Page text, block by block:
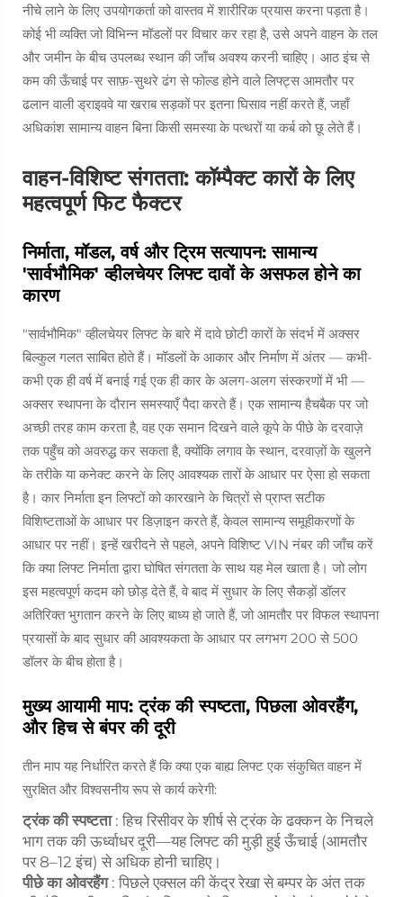
नीचे लाने के लिए उपयोगकर्ता को वास्तव में शारीरिक प्रयास करना पड़ता है।
कोई भी व्यक्ति जो विभिन्न मॉडलों पर विचार कर रहा है, उसे अपने वाहन के तल
और जमीन के बीच उपलब्ध स्थान की जाँच अवश्य करनी चाहिए। आठ इंच से
कम की ऊँचाई पर साफ़-सुथरे ढंग से फोल्ड होने वाले लिफ्ट्स आमतौर पर
ढलान वाली ड्राइववे या खराब सड़कों पर इतना घिसाव नहीं करते हैं, जहाँ
अधिकांश सामान्य वाहन बिना किसी समस्या के पत्थरों या कर्ब को छू लेते हैं।
वाहन-विशिष्ट संगतता: कॉम्पैक्ट कारों के लिए
महत्वपूर्ण फिट फैक्टर
निर्माता, मॉडल, वर्ष और ट्रिम सत्यापन: सामान्य
'सार्वभौमिक' व्हीलचेयर लिफ्ट दावों के असफल होने का
कारण
"सार्वभौमिक" व्हीलचेयर लिफ्ट के बारे में दावे छोटी कारों के संदर्भ में अक्सर
बिल्कुल गलत साबित होते हैं। मॉडलों के आकार और निर्माण में अंतर — कभी-
कभी एक ही वर्ष में बनाई गई एक ही कार के अलग-अलग संस्करणों में भी —
अक्सर स्थापना के दौरान समस्याएँ पैदा करते हैं। एक सामान्य हैचबैक पर जो
अच्छी तरह काम करता है, वह एक समान दिखने वाले कूपे के पीछे के दरवाज़े
तक पहुँच को अवरुद्ध कर सकता है, क्योंकि लगाव के स्थान, दरवाज़ों के खुलने
के तरीके या कनेक्ट करने के लिए आवश्यक तारों के आधार पर ऐसा हो सकता
है। कार निर्माता इन लिफ्टों को कारखाने के चित्रों से प्राप्त सटीक
विशिष्टताओं के आधार पर डिज़ाइन करते हैं, केवल सामान्य समूहीकरणों के
आधार पर नहीं। इन्हें खरीदने से पहले, अपने विशिष्ट VIN नंबर की जाँच करें
कि क्या लिफ्ट निर्माता द्वारा घोषित संगतता के साथ यह मेल खाता है। जो लोग
इस महत्वपूर्ण कदम को छोड़ देते हैं, वे बाद में सुधार के लिए सैकड़ों डॉलर
अतिरिक्त भुगतान करने के लिए बाध्य हो जाते हैं, जो आमतौर पर विफल स्थापना
प्रयासों के बाद सुधार की आवश्यकता के आधार पर लगभग 200 से 500
डॉलर के बीच होता है।
मुख्य आयामी माप: ट्रंक की स्पष्टता, पिछला ओवरहैंग,
और हिच से बंपर की दूरी
तीन माप यह निर्धारित करते हैं कि क्या एक बाह्य लिफ्ट एक संकुचित वाहन में
सुरक्षित और विश्वसनीय रूप से कार्य करेगी:
ट्रंक की स्पष्टता : हिच रिसीवर के शीर्ष से ट्रंक के ढक्कन के निचले
भाग तक की ऊर्ध्वाधर दूरी—यह लिफ्ट की मुड़ी हुई ऊँचाई (आमतौर
पर 8–12 इंच) से अधिक होनी चाहिए।
पीछे का ओवरहैंग : पिछले एक्सल की केंद्र रेखा से बम्पर के अंत तक